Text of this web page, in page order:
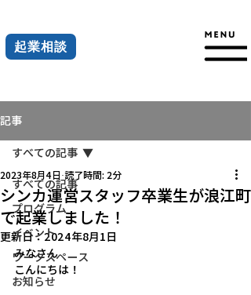
起業相談
記事
すべての記事
プログラム
イベント
ワークスペース
お知らせ
すべての記事
シンカ運営スタッフ卒業生が浪江町
で起業しました！
2023年8月4日 読了時間: 2分
更新日：2024年8月1日
みなさん
こんにちは！